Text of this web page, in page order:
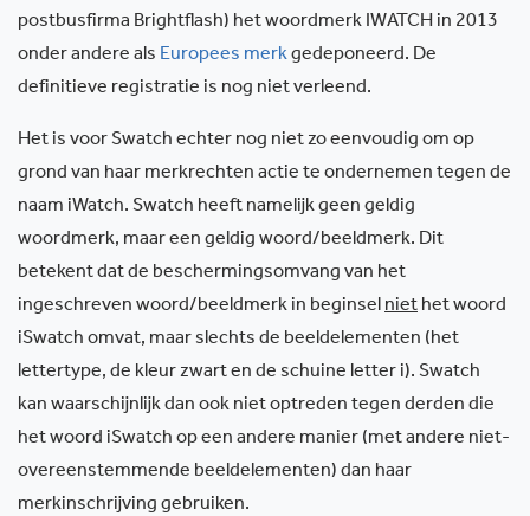
postbusfirma Brightflash) het woordmerk IWATCH in 2013
onder andere als Europees merkgedeponeerd. De
definitieve registratie is nog niet verleend.
Het is voor Swatch echter nog niet zo eenvoudig om op
grond van haar merkrechten actie te ondernemen tegen de
naam iWatch. Swatch heeft namelijk geen geldig
woordmerk, maar een geldig woord/beeldmerk. Dit
betekent dat de beschermingsomvang van het
ingeschreven woord/beeldmerk in beginsel niet het woord
iSwatch omvat, maar slechts de beeldelementen (het
lettertype, de kleur zwart en de schuine letter i). Swatch
kan waarschijnlijk dan ook niet optreden tegen derden die
het woord iSwatch op een andere manier (met andere niet-
overeenstemmende beeldelementen) dan haar
merkinschrijving gebruiken.